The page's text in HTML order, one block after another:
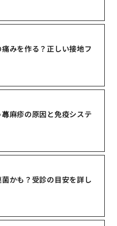
みを作る？正しい接地フ
麻疹の原因と免疫システ
かも？受診の目安を詳し